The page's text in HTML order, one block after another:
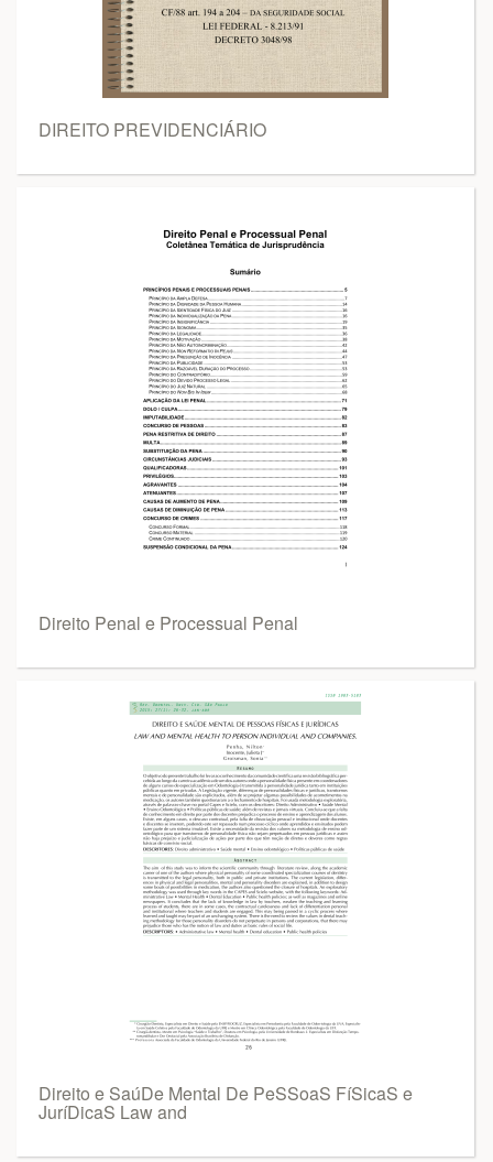
DIREITO PREVIDENCIÁRIO
Direito Penal e Processual Penal
Direito e SaúDe Mental De PeSSoaS FíSicaS e
JuríDicaS Law and